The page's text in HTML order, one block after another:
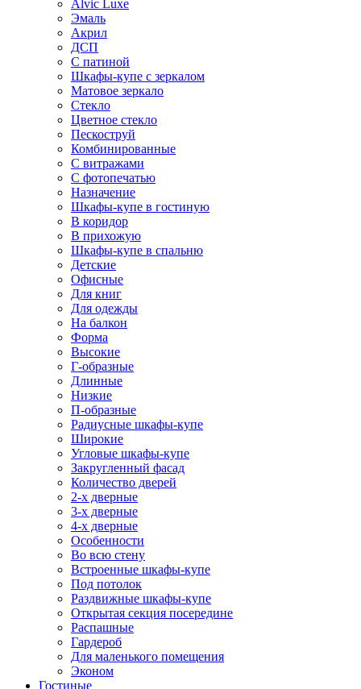
Alvic Luxe
Эмаль
Акрил
ДСП
С патиной
Шкафы-купе с зеркалом
Матовое зеркало
Стекло
Цветное стекло
Пескоструй
Комбинированные
С витражами
С фотопечатью
Назначение
Шкафы-купе в гостиную
В коридор
В прихожую
Шкафы-купе в спальню
Детские
Офисные
Для книг
Для одежды
На балкон
Форма
Высокие
Г-образные
Длинные
Низкие
П-образные
Радиусные шкафы-купе
Широкие
Угловые шкафы-купе
Закругленный фасад
Количество дверей
2-х дверные
3-х дверные
4-х дверные
Особенности
Во всю стену
Встроенные шкафы-купе
Под потолок
Раздвижные шкафы-купе
Открытая секция посередине
Распашные
Гардероб
Для маленького помещения
Эконом
Гостиные